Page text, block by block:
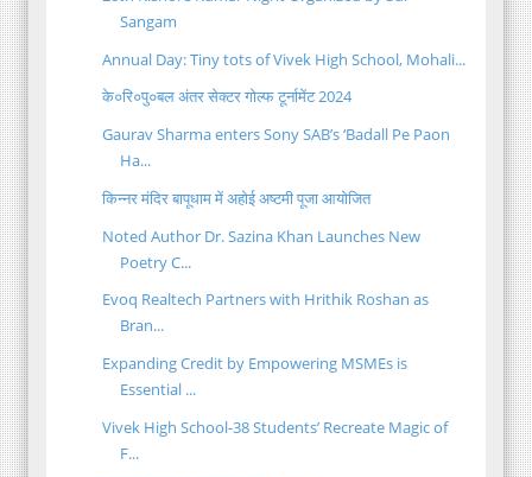
Sangam
Annual Day: Tiny tots of Vivek High School, Mohali...
के०रि०पु०बल अंतर सेक्टर गोल्फ टूर्नामेंट 2024
Gaurav Sharma enters Sony SAB’s ‘Badall Pe Paon
Ha...
किन्नर मंदिर बापूधाम में अहोई अष्टमी पूजा आयोजित
Noted Author Dr. Sazina Khan Launches New
Poetry C...
Evoq Realtech Partners with Hrithik Roshan as
Bran...
Expanding Credit by Empowering MSMEs is
Essential ...
Vivek High School-38 Students’ Recreate Magic of
F...